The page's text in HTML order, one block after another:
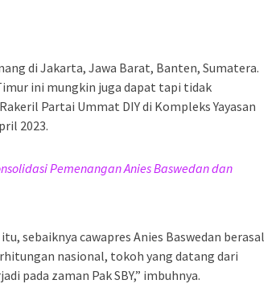
di Jakarta, Jawa Barat, Banten, Sumatera.
ini mungkin juga dapat tapi tidak
Partai Ummat DIY di Kompleks Yayasan
2023.
Pemenangan Anies Baswedan dan
sebaiknya cawapres Anies Baswedan berasal
nasional, tokoh yang datang dari
pada zaman Pak SBY,” imbuhnya.